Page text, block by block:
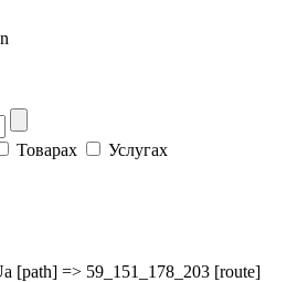
Товарах
Услугах
[path] => 59_151_178_203 [route]